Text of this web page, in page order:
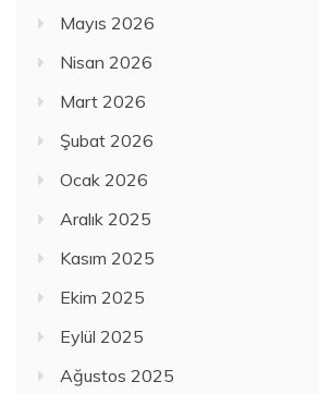
Mayıs 2026
Nisan 2026
Mart 2026
Şubat 2026
Ocak 2026
Aralık 2025
Kasım 2025
Ekim 2025
Eylül 2025
Ağustos 2025